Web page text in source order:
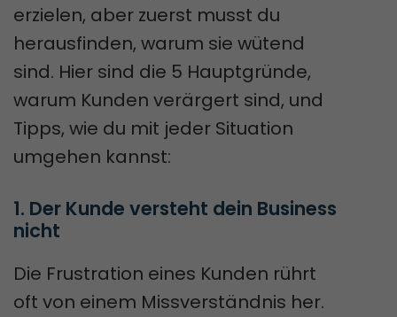
erzielen, aber zuerst musst du
herausfinden, warum sie wütend
sind. Hier sind die 5 Hauptgründe,
warum Kunden verärgert sind, und
Tipps, wie du mit jeder Situation
umgehen kannst:
1. Der Kunde versteht dein Business
nicht
Die Frustration eines Kunden rührt
oft von einem Missverständnis her.